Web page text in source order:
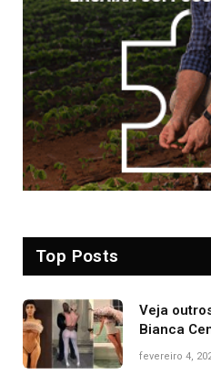
Top Posts
Veja
Bianca
West que
fevereiro 4,